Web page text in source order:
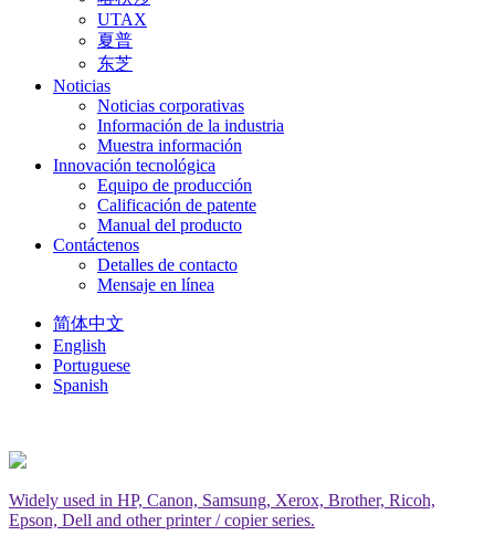
UTAX
夏普
东芝
Noticias
Noticias corporativas
Información de la industria
Muestra información
Innovación tecnológica
Equipo de producción
Calificación de patente
Manual del producto
Contáctenos
Detalles de contacto
Mensaje en línea
简体中文
English
Portuguese
Spanish
Widely used in HP, Canon, Samsung, Xerox, Brother, Ricoh,
Epson, Dell and other printer / copier series.